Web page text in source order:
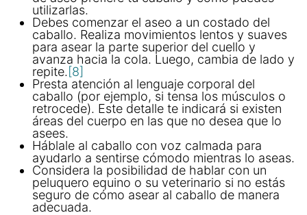
utilizarlas.
Debes comenzar el aseo a un costado del
caballo. Realiza movimientos lentos y suaves
para asear la parte superior del cuello y
avanza hacia la cola. Luego, cambia de lado y
repite. [8]
Presta atención al lenguaje corporal del
caballo (por ejemplo, si tensa los músculos o
retrocede). Este detalle te indicará si existen
áreas del cuerpo en las que no desea que lo
asees.
Háblale al caballo con voz calmada para
ayudarlo a sentirse cómodo mientras lo aseas.
Considera la posibilidad de hablar con un
peluquero equino o su veterinario si no estás
seguro de cómo asear al caballo de manera
adecuada.